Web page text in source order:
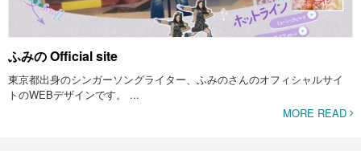
ふみの Official site
東京都出身のシンガーソングライター、ふみのさんのオフィシャルサイ
トのWEBデザインです。 ...
MORE READ